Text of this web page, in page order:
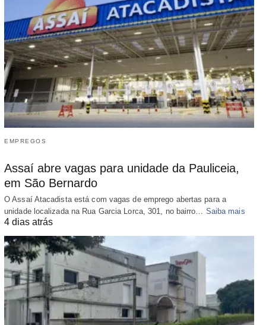
EMPREGOS
Assaí abre vagas para unidade da Pauliceia,
em São Bernardo
O Assaí Atacadista está com vagas de emprego abertas para a
unidade localizada na Rua Garcia Lorca, 301, no bairro… Saiba mais
4 dias atrás